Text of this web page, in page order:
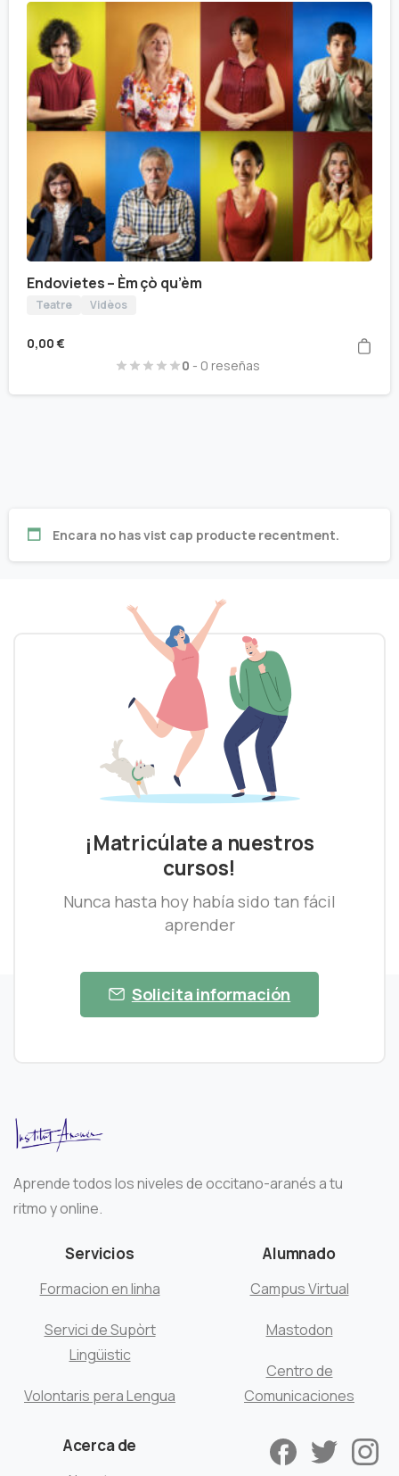
Endovietes – Èm çò qu’èm
Teatre Vidèos
0,00 €
0 - 0 reseñas
Encara no has vist cap producte recentment.
¡Matricúlate a nuestros
cursos!
Nunca hasta hoy había sido tan fácil
aprender
Solicita información
Aprende todos los niveles de occitano-aranés a tu
ritmo y online.
Servicios
Formacion en linha
Servici de Supòrt
Lingüistic
Volontaris pera Lengua
Alumnado
Campus Virtual
Mastodon
Centro de
Comunicaciones
Acerca de